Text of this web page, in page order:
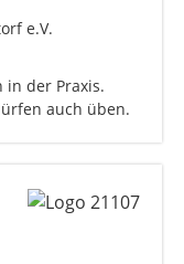
e.V.
in der Praxis.
auch üben.